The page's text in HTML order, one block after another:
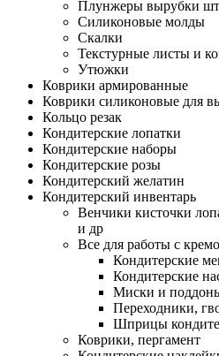
Плунжеры вырубки
Силиконовые молды
Скалки
Текстурные листы и
Утюжки
Коврики армированные
Коврики силиконовые для
Кольцо резак
Кондитерские лопатки
Кондитерские наборы
Кондитерские розы
Кондитерский желатин
Кондитерский инвентарь
Венчики кисточки
и др
Все для работы с
Кондитерские
Кондитерские
Миски и
Переходники,
Шприцы
Коврики, пергамент